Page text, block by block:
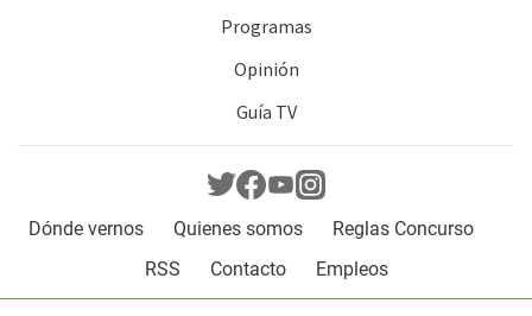
Programas
Opinión
Guía TV
Dónde vernos Quienes somos
Reglas Concurso
RSS
Contacto Empleos